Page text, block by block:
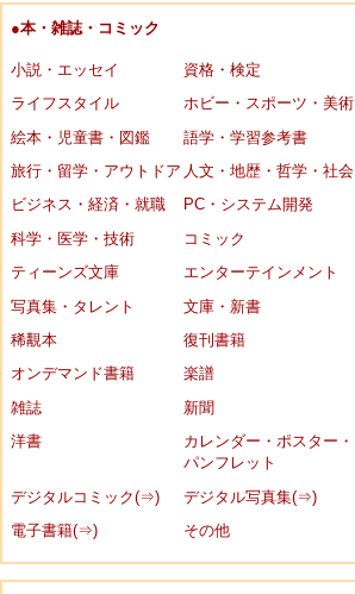
●本・雑誌・コミック
小説・エッセイ
資格・検定
ライフスタイル
ホビー・スポーツ・美術
絵本・児童書・図鑑
語学・学習参考書
旅行・留学・アウトドア 人文・地歴・哲学・社会
ビジネス・経済・就職
PC・システム開発
科学・医学・技術
コミック
ティーンズ文庫
エンターテインメント
写真集・タレント
文庫・新書
稀覯本
復刊書籍
オンデマンド書籍
楽譜
雑誌
新聞
洋書
カレンダー・ポスター・
パンフレット
デジタルコミック(⇒)
デジタル写真集(⇒)
電子書籍(⇒)
その他